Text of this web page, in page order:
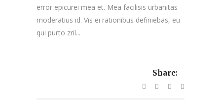
error epicurei mea et. Mea facilisis urbanitas
moderatius id. Vis ei rationibus definiebas, eu
qui purto zril...
Share: